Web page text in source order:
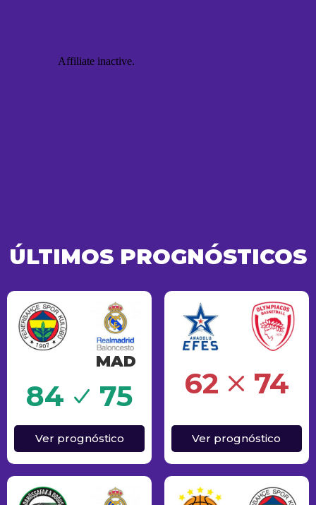
ÚLTIMOS PROGNÓSTICOS
MAD
84 75
Ver prognóstico
62
Erro 74
Ver prognóstico